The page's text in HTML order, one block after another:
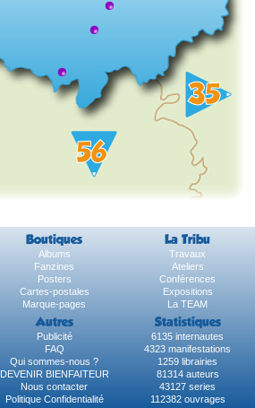
Boutiques La Tribu
Albums
Travaux
Fanzines
Ateliers
Posters
Conférences
Cartes-postales
Expositions
Marque-pages La TEAM
Autres Statistiques
Publicité
6135 internautes
FAQ
4323 manifestations
Qui sommes-nous ?
1259 librairies
DEVENIR BIENFAITEUR
81314 auteurs
Nous contacter
43127 series
Politique Confidentialité
112382 ouvrages